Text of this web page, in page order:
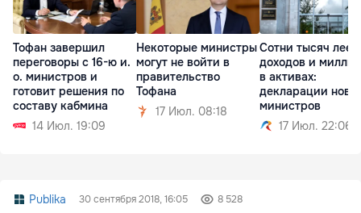
Тофан завершил
переговоры с 16-ю и.
о. министров и
готовит решения по
составу кабмина
14 Июл. 19:09
Некоторые министры
могут не войти в
правительство
Тофана
17 Июл. 08:18
Сотни тысяч леев
доходов и
в активах:
декларации
министров
17 Июл. 22:06
Publika 30 сентября 2018, 16:05 8 528